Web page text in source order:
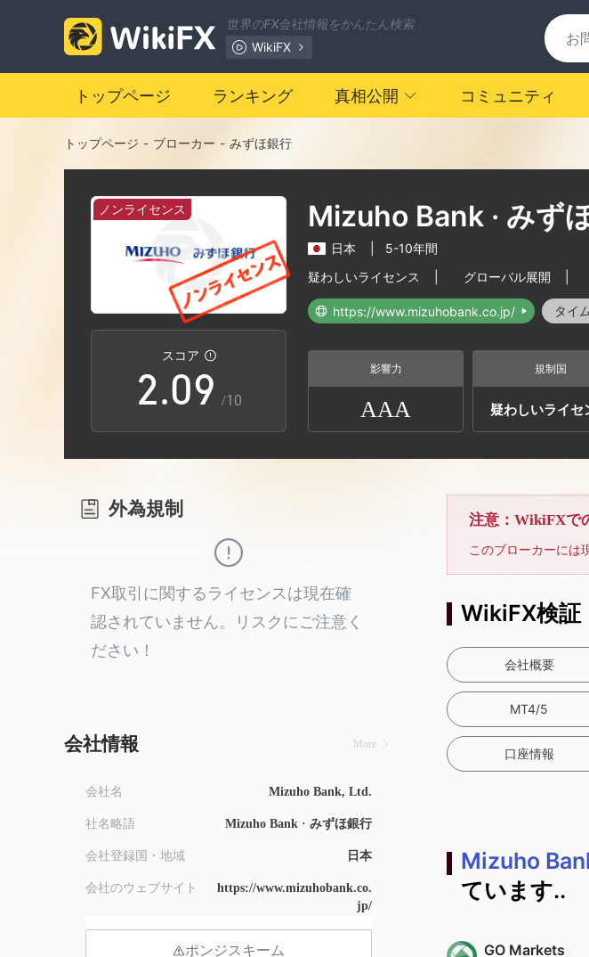
世界のFX会社情報をかんたん検索
WikiFX
トップページ ランキング 真相公開 コミュニティ
トップページ - ブローカー - みずほ銀行
ノンライセンス
スコア
1
2
3
4
6
7
9
.0
1
2
4
5
9
2
3
4
5
6
7
8
9 /10
Mizuho Bank · みず
日本
5-10年間
疑わしいライセンス
グローバル展開
https://www.mizuhobank.co.jp/
影響力
AAA
規制国
疑わしいライセ
外為規制
FX取引に関するライセンスは現在確
認されていません。リスクにご注意く
ださい！
会社情報 More
会社名 Mizuho Bank, Ltd.
社名略語 Mizuho Bank · みずほ銀行
会社登録国・地域 日本
会社のウェブサイト
https://www.mizuhobank.co.
jp/
ポンジスキーム
注意：WikiFXで
このブローカーには
WikiFX検証
会社概要
MT4/5
口座情報
Mizuho
ています..
GO Markets